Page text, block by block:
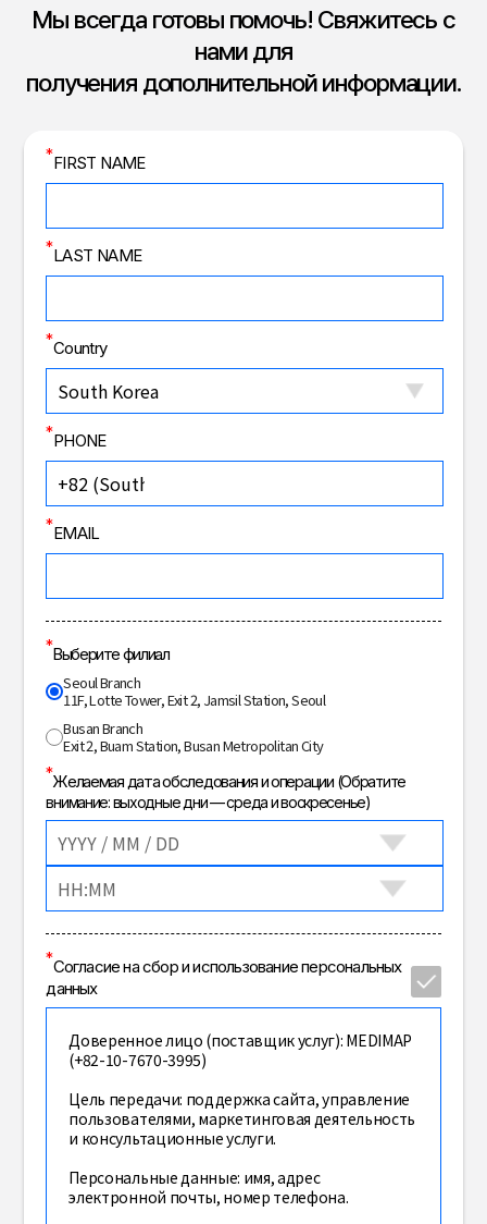
Мы всегда готовы помочь! Свяжитесь с
нами для
получения дополнительной информации.
*FIRST NAME
*LAST NAME
*Country
*PHONE
*EMAIL
*Выберите филиал
Seoul Branch
11F, Lotte Tower, Exit 2, Jamsil Station, Seoul
Busan Branch
Exit 2, Buam Station, Busan Metropolitan City
*Желаемая дата обследования и операции (Обратите
внимание: выходные дни — среда и воскресенье)
*Согласие на сбор и использование персональных
данных
Доверенное лицо (поставщик услуг): MEDIMAP
(+82-10-7670-3995)
Цель передачи: поддержка сайта, управление
пользователями, маркетинговая деятельность
и консультационные услуги.
Персональные данные: имя, адрес
электронной почты, номер телефона.